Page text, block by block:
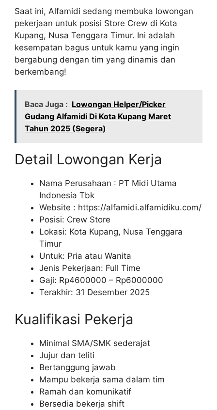
Saat ini, Alfamidi sedang membuka lowongan
pekerjaan untuk posisi Store Crew di Kota
Kupang, Nusa Tenggara Timur. Ini adalah
kesempatan bagus untuk kamu yang ingin
bergabung dengan tim yang dinamis dan
berkembang!
Baca Juga : Lowongan Helper/Picker
Gudang Alfamidi Di Kota Kupang Maret
Tahun 2025 (Segera)
Detail Lowongan Kerja
Nama Perusahaan : PT Midi Utama
Indonesia Tbk
Website : https://alfamidi.alfamidiku.com/
Posisi: Crew Store
Lokasi: Kota Kupang, Nusa Tenggara
Timur
Untuk: Pria atau Wanita
Jenis Pekerjaan: Full Time
Gaji: Rp4600000 – Rp6000000
Terakhir: 31 Desember 2025
Kualifikasi Pekerja
Minimal SMA/SMK sederajat
Jujur dan teliti
Bertanggung jawab
Mampu bekerja sama dalam tim
Ramah dan komunikatif
Bersedia bekerja shift